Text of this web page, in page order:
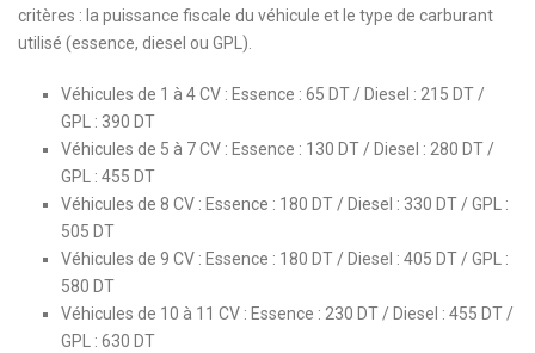
critères : la puissance fiscale du véhicule et le type de carburant
utilisé (essence, diesel ou GPL).
Véhicules de 1 à 4 CV : Essence : 65 DT / Diesel : 215 DT /
GPL : 390 DT
Véhicules de 5 à 7 CV : Essence : 130 DT / Diesel : 280 DT /
GPL : 455 DT
Véhicules de 8 CV : Essence : 180 DT / Diesel : 330 DT / GPL :
505 DT
Véhicules de 9 CV : Essence : 180 DT / Diesel : 405 DT / GPL :
580 DT
Véhicules de 10 à 11 CV : Essence : 230 DT / Diesel : 455 DT /
GPL : 630 DT